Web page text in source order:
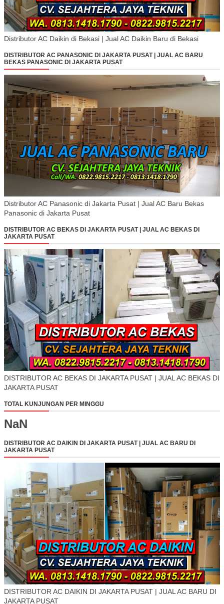
Distributor AC Daikin di Bekasi | Jual AC Daikin Baru di Bekasi
DISTRIBUTOR AC PANASONIC DI JAKARTA PUSAT | JUAL AC BARU
BEKAS PANASONIC DI JAKARTA PUSAT
Distributor AC Panasonic di Jakarta Pusat | Jual AC Baru Bekas
Panasonic di Jakarta Pusat
DISTRIBUTOR AC BEKAS DI JAKARTA PUSAT | JUAL AC BEKAS DI
JAKARTA PUSAT
DISTRIBUTOR AC BEKAS DI JAKARTA PUSAT | JUAL AC BEKAS DI
JAKARTA PUSAT
TOTAL KUNJUNGAN PER MINGGU
NaN
DISTRIBUTOR AC DAIKIN DI JAKARTA PUSAT | JUAL AC BARU DI
JAKARTA PUSAT
DISTRIBUTOR AC DAIKIN DI JAKARTA PUSAT | JUAL AC BARU DI
JAKARTA PUSAT